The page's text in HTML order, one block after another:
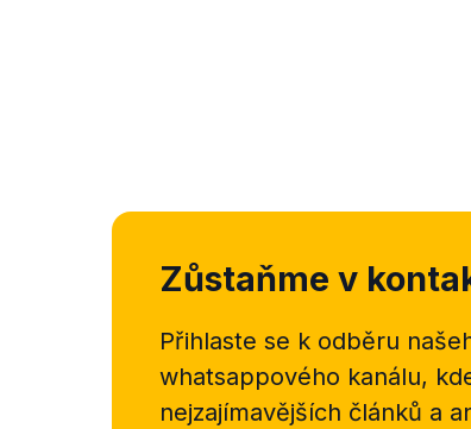
Zůstaňme v
Přihlaste se k odběru
whatsappového kanálu,
nejzajímavějších článků a